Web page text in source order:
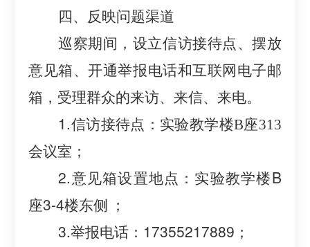
四、反映问题渠道
巡察期间，设立信访接待点、摆放
意见箱、开通举报电话和互联网电子邮
箱，受理群众的来访、来信、来电。
1.信访接待点 ：实验教学楼B座313
会议室；
2.意见箱设置地点：实验教学楼B
座3-4楼东侧 ；
3.举报电话：17355217889 ；